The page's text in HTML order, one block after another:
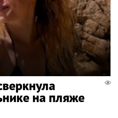
на пляже